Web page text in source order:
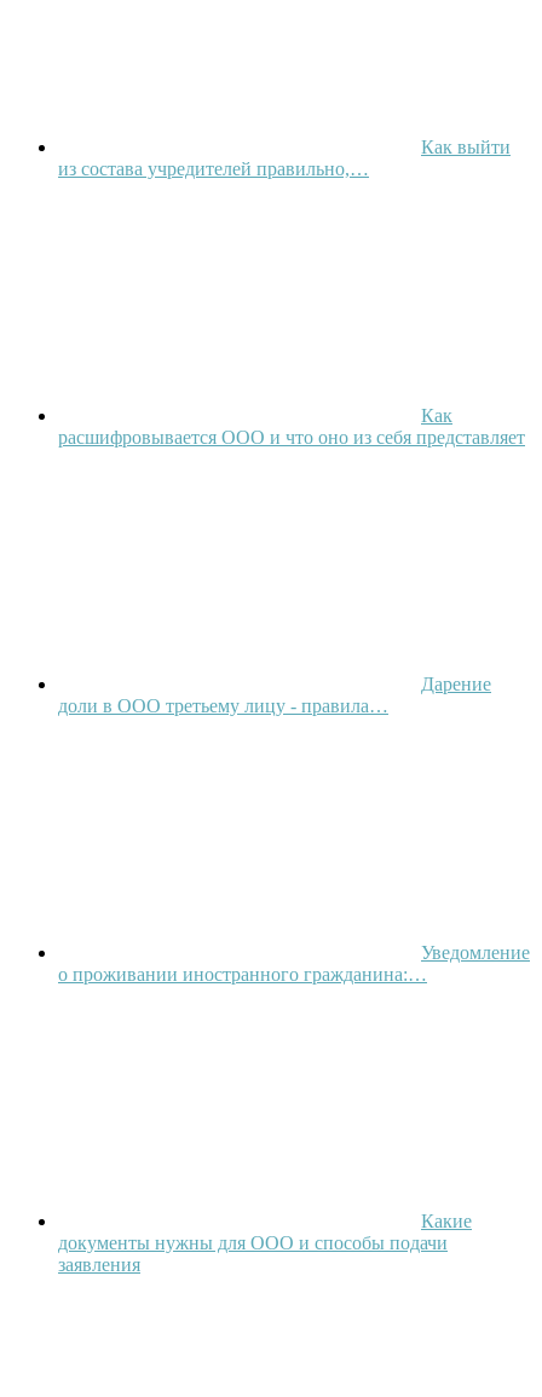
Как выйти
из состава учредителей правильно,…
Как
расшифровывается ООО и что оно из себя представляет
Дарение
доли в ООО третьему лицу - правила…
Уведомление
о проживании иностранного гражданина:…
Какие
документы нужны для ООО и способы подачи
заявления